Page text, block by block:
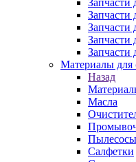
Запчасти
Запчасти
Запчасти
Запчасти
Запчасти
Материалы
Назад
Масла
Пылесосы
Салфетки